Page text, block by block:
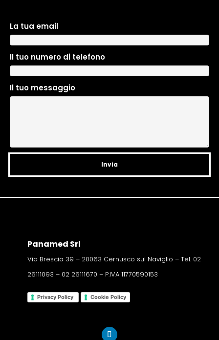
La tua email
Il tuo numero di telefono
Il tuo messaggio
A
l
t
e
n
a
:
Panamed Srl
Via Brescia 39 – 20063 Cernusco sul Naviglio – Tel. 02
26111093 – 02 26111670 – P.IVA 11770590153
Privacy Policy Cookie Policy